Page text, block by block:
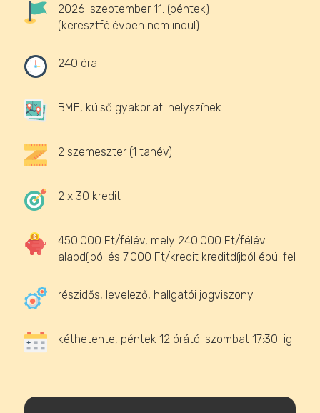
2026. szeptember 11. (péntek)
(keresztfélévben nem indul)
240 óra
BME, külső gyakorlati helyszínek
2 szemeszter (1 tanév)
2 x 30 kredit
450.000 Ft/félév, mely 240.000 Ft/félév
alapdíjból és 7.000 Ft/kredit kreditdíjból épül fel
részidős, levelező, hallgatói jogviszony
kéthetente, péntek 12 órától szombat 17:30-ig